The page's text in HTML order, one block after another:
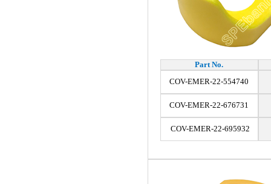
Part No.
COV-EMER-22-554740
COV-EMER-22-676731
COV-EMER-22-695932